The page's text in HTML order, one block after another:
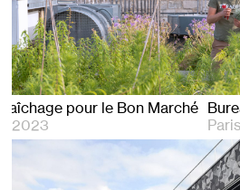
Maraîchage pour le Bon Marché
2023